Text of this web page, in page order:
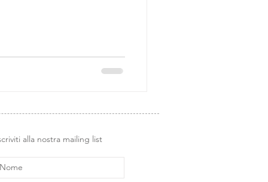
alla nostra mailing list